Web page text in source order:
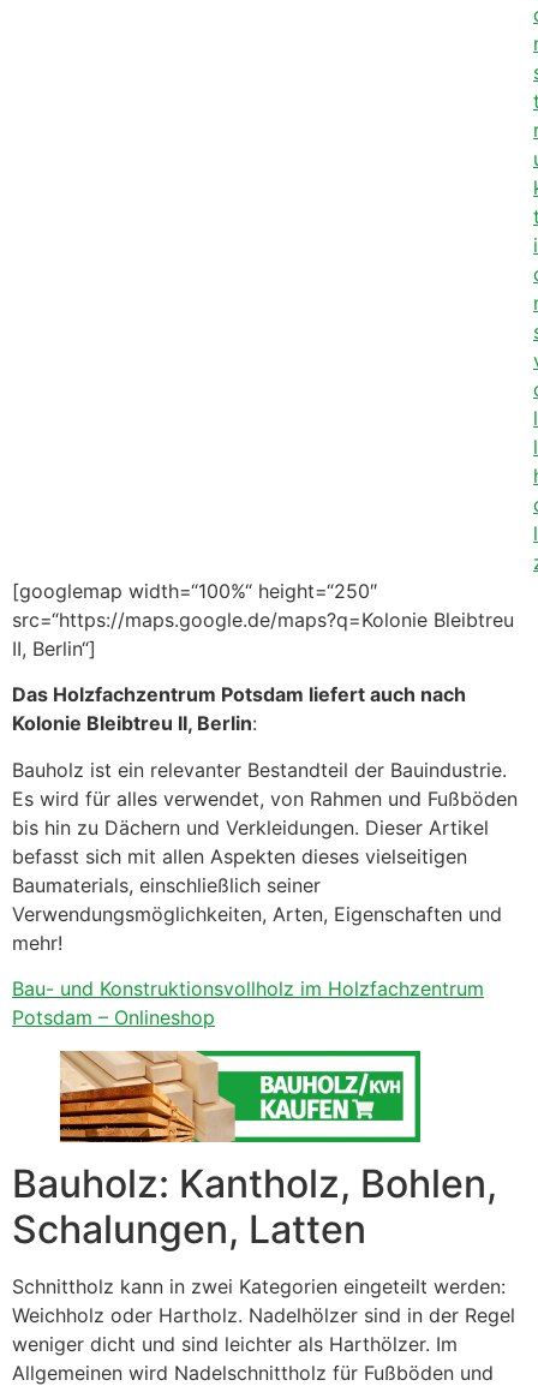
i
l
l
l
[googlemap width=“100%“ height=“250″
src=“https://maps.google.de/maps?q=Kolonie Bleibtreu
II, Berlin“]
Das Holzfachzentrum Potsdam liefert auch nach
Kolonie Bleibtreu II, Berlin:
Bauholz ist ein relevanter Bestandteil der Bauindustrie.
Es wird für alles verwendet, von Rahmen und Fußböden
bis hin zu Dächern und Verkleidungen. Dieser Artikel
befasst sich mit allen Aspekten dieses vielseitigen
Baumaterials, einschließlich seiner
Verwendungsmöglichkeiten, Arten, Eigenschaften und
mehr!
Bau- und Konstruktionsvollholz im Holzfachzentrum
Potsdam – Onlineshop
Bauholz: Kantholz, Bohlen,
Schalungen, Latten
Schnittholz kann in zwei Kategorien eingeteilt werden:
Weichholz oder Hartholz. Nadelhölzer sind in der Regel
weniger dicht und sind leichter als Harthölzer. Im
Allgemeinen wird Nadelschnittholz für Fußböden und